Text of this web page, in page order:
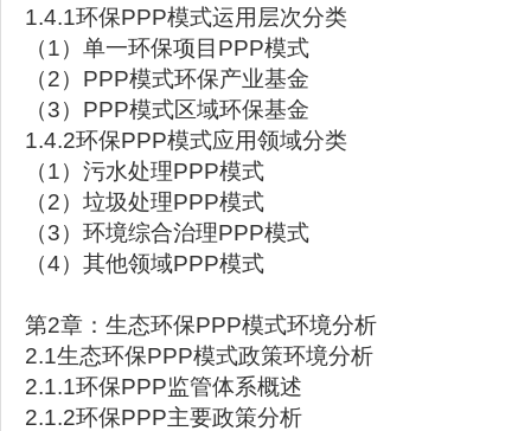
1.4.1环保PPP模式运用层次分类
（1）单一环保项目PPP模式
（2）PPP模式环保产业基金
（3）PPP模式区域环保基金
1.4.2环保PPP模式应用领域分类
（1）污水处理PPP模式
（2）垃圾处理PPP模式
（3）环境综合治理PPP模式
（4）其他领域PPP模式
第2章：生态环保PPP模式环境分析
2.1生态环保PPP模式政策环境分析
2.1.1环保PPP监管体系概述
2.1.2环保PPP主要政策分析